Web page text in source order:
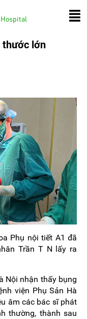
thước lớn
Phụ nội tiết A1 đã
Trần T N lấy ra
Nội nhận thấy bụng
viện Phụ Sản Hà
âm các bác sĩ phát
thường, thành sau